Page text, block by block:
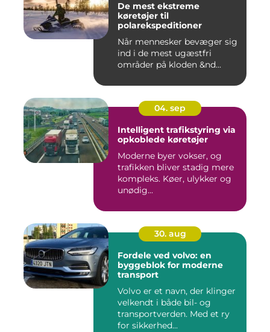
De mest ekstreme
køretøjer til
polarekspeditioner
Når mennesker bevæger sig
ind i de mest ugæstfri
områder på kloden &nd...
04. sep
Intelligent trafikstyring via
opkoblede køretøjer
Moderne byer vokser, og
trafikken bliver stadig mere
kompleks. Køer, ulykker og
unødig...
30. aug
Fordele ved volvo: en
byggeblok for moderne
transport
Volvo er et navn, der klinger
velkendt i både bil- og
transportverden. Med et ry
for sikkerhed...